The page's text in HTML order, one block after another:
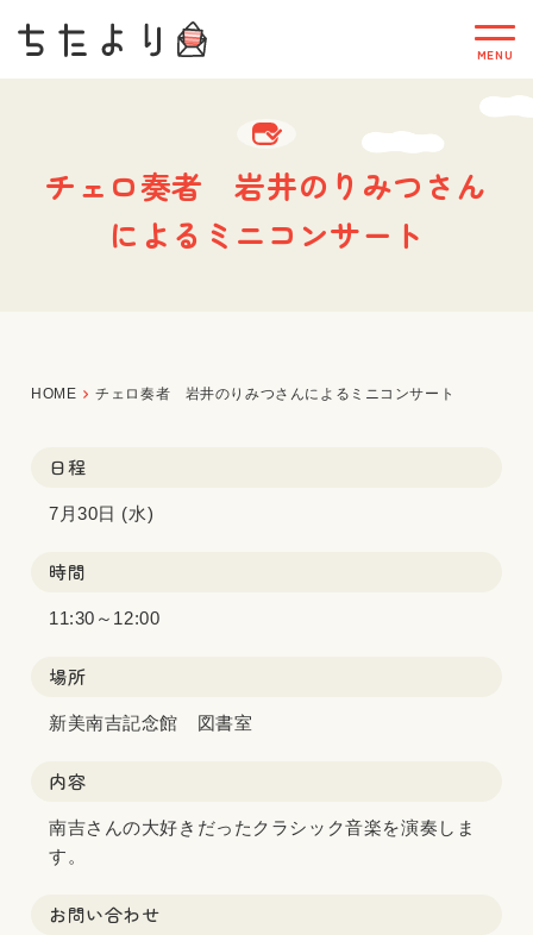
チェロ奏者 岩井のりみつさん
によるミニコンサート
HOME チェロ奏者 岩井のりみつさんによるミニコンサート
日程
7月30日 (水)
時間
11:30～12:00
場所
新美南吉記念館 図書室
内容
南吉さんの大好きだったクラシック音楽を演奏しま
す。
お問い合わせ